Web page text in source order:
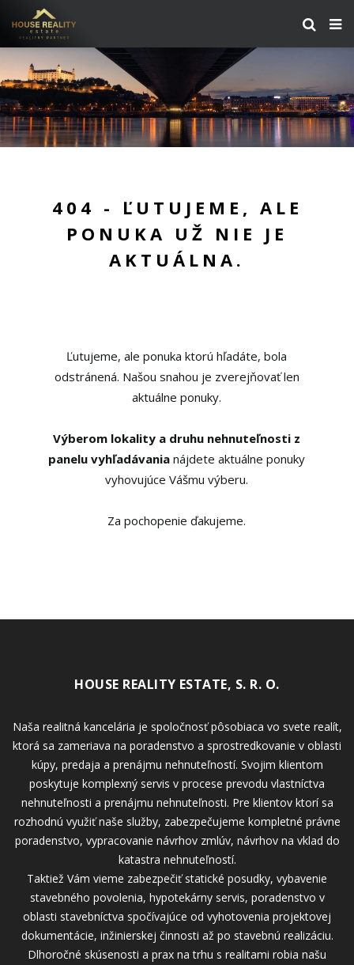
404 - ĽUTUJEME, ALE
PONUKA UŽ NIE JE
AKTUÁLNA.
Ľutujeme, ale ponuka ktorú hľadáte, bola
odstránená. Našou snahou je zverejňovať len
aktuálne ponuky.
Výberom lokality a druhu nehnuteľnosti z
panelu vyhľadávania nájdete aktuálne ponuky
vyhovujúce Vášmu výberu.
Za pochopenie ďakujeme.
HOUSE REALITY ESTATE, S. R. O.
Naša realitná kancelária je spoločnosť pôsobiaca vo svete realít,
ktorá sa zameriava na poradenstvo a sprostredkovanie v oblasti
kúpy, predaja a prenájmu nehnuteľností. Svojim klientom
poskytuje komplexný servis v procese prevodu vlastníctva
nehnuteľnosti a prenájmu nehnuteľnosti. Pre klientov ktorí sa
rozhodnú využiť naše služby, zabezpečujeme kompletné právne
poradenstvo, vypracovanie návrhov zmlúv, návrhov na vklad do
katastra nehnuteľností.
Taktiež Vám vieme zabezpečiť statické posudky, vybavenie
stavebného povolenia, hypotekárny servis, poradenstvo v
oblasti stavebníctva spočívajúce od vyhotovenia projektovej
dokumentácie, inžinierskej činnosti až po stavebnú realizáciu.
Dlhoročné skúsenosti a prax na trhu s realitami robia našu